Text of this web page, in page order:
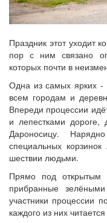
Праздник этот уходит
пор с ним связано
которых почти в
Одна из самых ярких -
всем городам и
Впереди процессии
и лепестками дороге,
Дароносицу.
специальных
шествии людьми.
Прямо под открытым
прибранные
участники процессии
каждого из них